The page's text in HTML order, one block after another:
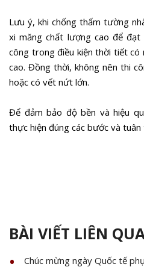
Lưu ý, khi chống thấm tường
xi măng chất lượng cao để
công trong điều kiện thời tiết có
cao. Đồng thời, không nên thi
hoặc có vết nứt lớn.
Để đảm bảo độ bền và hiệu
thực hiện đúng các bước và
BÀI VIẾT LIÊN
Chúc mừng ngày Quốc tế